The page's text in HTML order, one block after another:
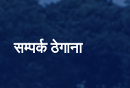
सम्पर्क ठेगाना